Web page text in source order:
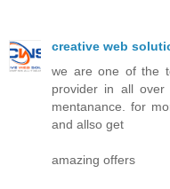
creative web
we are one of the
provider in all
mentanance. for
and allso get
amazing offers